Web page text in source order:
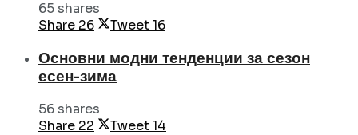
65 shares
Share 26 Tweet16
Основни модни тенденции за сезон
есен-зима
56 shares
Share 22 Tweet14